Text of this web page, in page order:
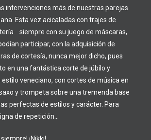
intervenciones más de nuestras parejas
Esta vez acicaladas con trajes de
siempre con su juego de máscaras,
participar, con la adquisición de
de cortesía, nunca mejor dicho, pues
en una fantástica corte de júbilo y
veneciano, con cortes de música en
y trompeta sobre una tremenda base
perfectas de estilos y carácter. Para
de repetición…